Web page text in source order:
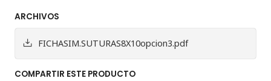
ARCHIVOS
FICHASIM.SUTURAS8X10opcion3.pdf
COMPARTIR ESTE PRODUCTO